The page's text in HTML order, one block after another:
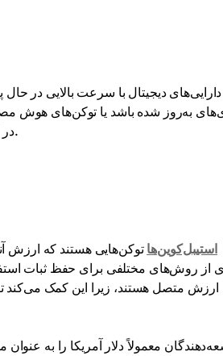
دارایی‌های دیجیتال با سرعت بالایی در
به‌روز شده باشد یا توکن‌های هوش
در این راهنما، ما به تاریخچه آنها می‌پردازیم و انواع مختلف را از جنبه‌های مختلف بررسی می‌کنیم.
استیبل‌کوین‌ها توکن‌هایی هستند که ارزش
از روش‌های مختلفی برای حفظ ثبات
ارزش متصل هستند، زیرا این کمک می‌کند
معمولاً دلار آمریکا را به